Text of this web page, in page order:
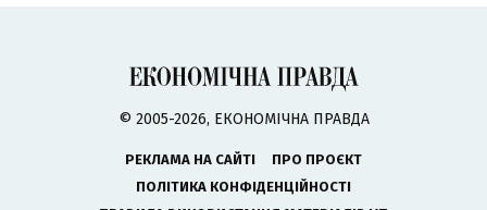
© 2005-2026, ЕКОНОМІЧНА ПРАВДА
РЕКЛАМА НА САЙТІ
ПРО ПРОЄКТ
ПОЛІТИКА КОНФІДЕНЦІЙНОСТІ